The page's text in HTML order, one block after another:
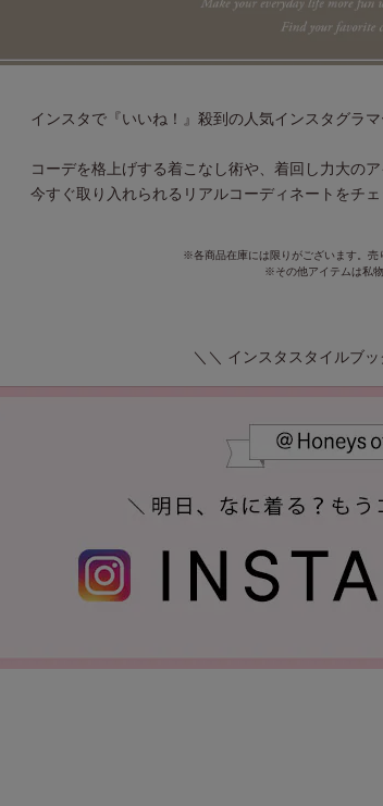
インスタで『いいね！』殺到の人気インスタグラ
コーデを格上げする着こなし術や、着回し力大の
今すぐ取り入れられるリアルコーディネートをチェ
※各商品在庫には限りがございます。売
※その他アイテムは私物
＼＼ インスタスタイルブ